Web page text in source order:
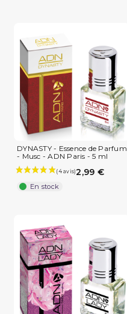
DYNASTY - Essence de Parfum
- Musc - ADN Paris - 5 ml
2,99 €
En stock